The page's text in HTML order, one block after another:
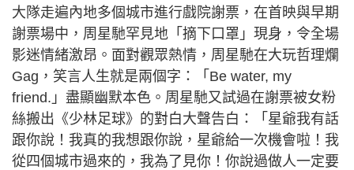
大隊走遍內地多個城市進行戲院謝票，在首映與早期
謝票場中，周星馳罕見地「摘下口罩」現身，令全場
影迷情緒激昂 。面對觀眾熱情，周星馳在大玩哲理爛
Gag，笑言人生就是兩個字：「Be water, my
friend.」盡顯幽默本色。周星馳又試過在謝票被女粉
絲搬出《少林足球》的對白大聲告白：「星爺我有話
跟你說！我真的我想跟你說，星爺給一次機會啦！我
從四個城市過來的，我為了見你！你說過做人一定要